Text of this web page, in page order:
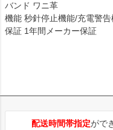
バンド ワニ革
機能 秒針停止機能/充電警
保証 1年間メーカー保証
配送時間帯指定がで